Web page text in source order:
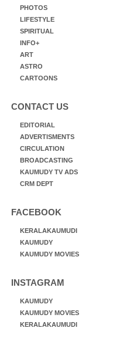
PHOTOS
LIFESTYLE
SPIRITUAL
INFO+
ART
ASTRO
CARTOONS
CONTACT US
EDITORIAL
ADVERTISMENTS
CIRCULATION
BROADCASTING
KAUMUDY TV ADS
CRM DEPT
FACEBOOK
KERALAKAUMUDI
KAUMUDY
KAUMUDY MOVIES
INSTAGRAM
KAUMUDY
KAUMUDY MOVIES
KERALAKAUMUDI